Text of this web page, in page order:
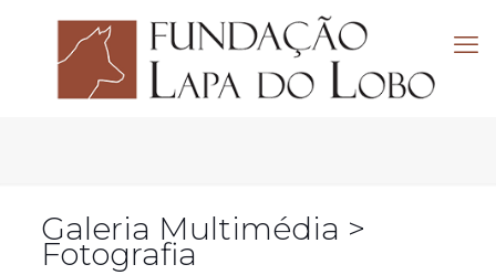
Galeria Multimédia >
Fotografia